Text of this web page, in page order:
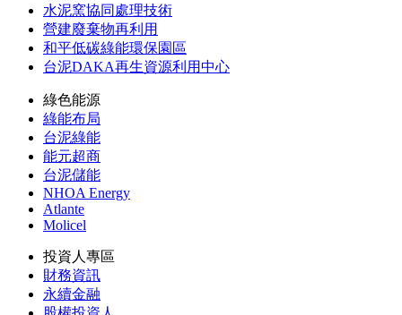
水泥窯協同處理技術
營建廢棄物再利用
和平低碳綠能環保園區
台泥DAKA再生資源利用中心
綠色能源
綠能布局
台泥綠能
能元超商
台泥儲能
NHOA Energy
Atlante
Molicel
投資人專區
財務資訊
永續金融